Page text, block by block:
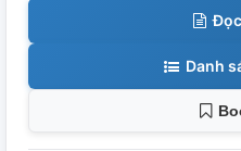
Danh